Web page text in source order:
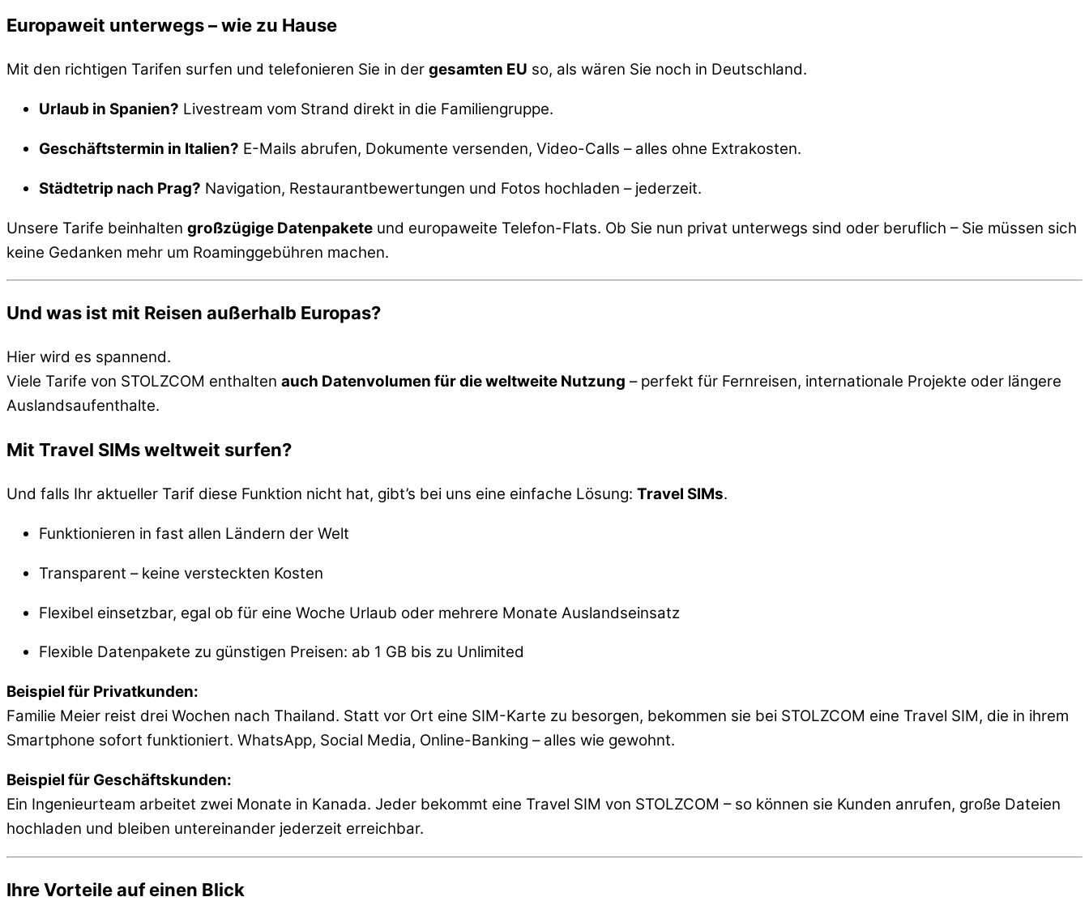
Europaweit unterwegs – wie zu Hause
Mit den richtigen Tarifen surfen und telefonieren Sie in der gesamten EU so, als wären Sie noch in Deutschland.
Urlaub in Spanien? Livestream vom Strand direkt in die Familiengruppe.
Geschäftstermin in Italien? E-Mails abrufen, Dokumente versenden, Video-Calls – alles ohne Extrakosten.
Städtetrip nach Prag? Navigation, Restaurantbewertungen und Fotos hochladen – jederzeit.
Unsere Tarife beinhalten großzügige Datenpakete und europaweite Telefon-Flats. Ob Sie nun privat unterwegs sind oder beruflich – Sie müssen sich
keine Gedanken mehr um Roaminggebühren machen.
Und was ist mit Reisen außerhalb Europas?
Hier wird es spannend.
Viele Tarife von STOLZCOM enthalten auch Datenvolumen für die weltweite Nutzung – perfekt für Fernreisen, internationale Projekte oder längere
Auslandsaufenthalte.
Mit Travel SIMs weltweit surfen?
Und falls Ihr aktueller Tarif diese Funktion nicht hat, gibt’s bei uns eine einfache Lösung: Travel SIMs.
Funktionieren in fast allen Ländern der Welt
Transparent – keine versteckten Kosten
Flexibel einsetzbar, egal ob für eine Woche Urlaub oder mehrere Monate Auslandseinsatz
Flexible Datenpakete zu günstigen Preisen: ab 1 GB bis zu Unlimited
Beispiel für Privatkunden:
Familie Meier reist drei Wochen nach Thailand. Statt vor Ort eine SIM-Karte zu besorgen, bekommen sie bei STOLZCOM eine Travel SIM, die in ihrem
Smartphone sofort funktioniert. WhatsApp, Social Media, Online-Banking – alles wie gewohnt.
Beispiel für Geschäftskunden:
Ein Ingenieurteam arbeitet zwei Monate in Kanada. Jeder bekommt eine Travel SIM von STOLZCOM – so können sie Kunden anrufen, große Dateien
hochladen und bleiben untereinander jederzeit erreichbar.
Ihre Vorteile auf einen Blick